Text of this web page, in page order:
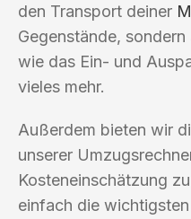
den Transport deiner
Gegenstände,
wie das Ein- und
vieles mehr.
Außerdem bieten wir
unserer
Kosteneinschätzung
einfach die